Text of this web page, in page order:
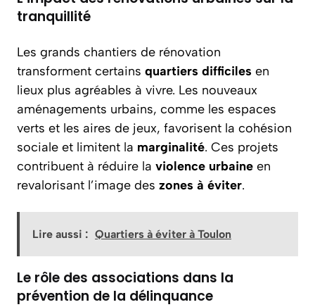
tranquillité
Les grands chantiers de rénovation
transforment certains quartiers difficiles en
lieux plus agréables à vivre. Les nouveaux
aménagements urbains, comme les espaces
verts et les aires de jeux, favorisent la cohésion
sociale et limitent la marginalité. Ces projets
contribuent à réduire la violence urbaine en
revalorisant l’image des zones à éviter.
Lire aussi : Quartiers à éviter à Toulon
Le rôle des associations dans la
prévention de la délinquance